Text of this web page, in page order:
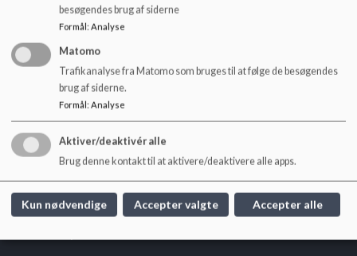
Fredensborg Skole
Humlebækvej 10, 3480 Fredensborg
fredensborgskole@fredensborg.dk
+45 72562012
EAN NR. 5798008284427
Tilgængelighedserklæring
besøgendes brug af siderne
Formål: Analyse
Matomo
Trafikanalyse fra Matomo som bruges til at følge de besøgendes
brug af siderne.
Formål: Analyse
Aktiver/deaktivér alle
Brug denne kontakt til at aktivere/deaktivere alle apps.
Kun nødvendige Accepter valgte Accepter alle